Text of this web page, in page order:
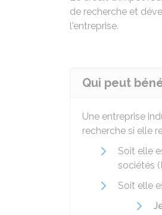
de recherche et
l'entreprise.
Qui peut
Une entreprise
recherche si elle
Soit elle
sociétés
Soit elle